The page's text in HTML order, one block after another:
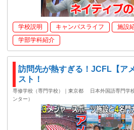
学校説明 キャンパスライフ 施設
学部学科紹介
訪問先が熱すぎる！JCFL【ア
スト！
専修学校（専門学校）｜東京都
日本外国語専門学
ンター）